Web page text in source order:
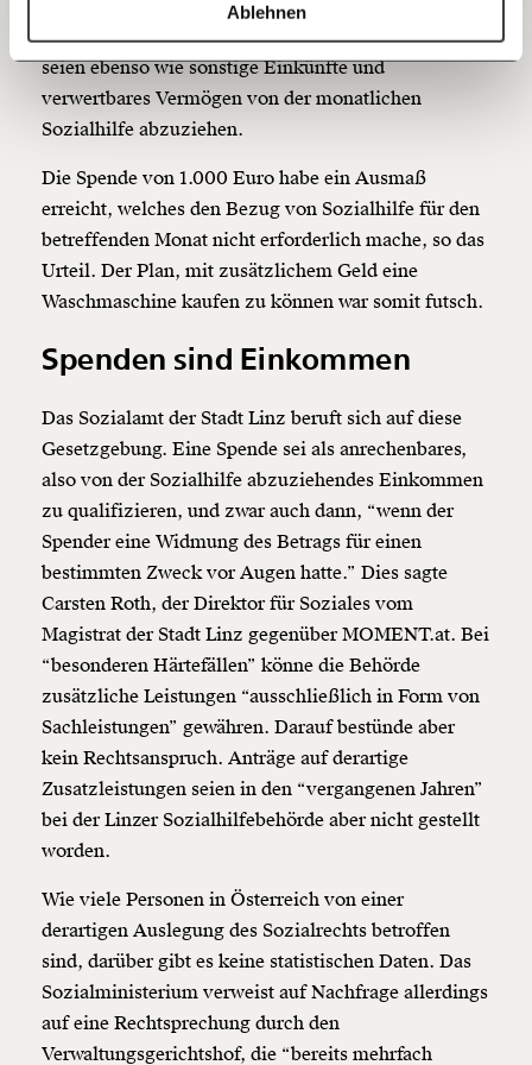
Ablehnen
60€ 100€
150€ €
Ich möchte meine Spende verschenken.
Du erhältst eine E-Mail mit deiner
Geschenkurkunde im PDF-Format, welche Du
ausdrucken oder weiterleiten und verschenken
Weiter
1/3
https://www.moment.at/story/sozialehilfe-spenden/
angewandt. Denn Paragraph 7 des Sozialhilfe-
Grundsatzgesetzes sagt: Leistungen von Dritten
seien ebenso wie sonstige Einkünfte und
verwertbares Vermögen von der monatlichen
Sozialhilfe abzuziehen.
Die Spende von 1.000 Euro habe ein Ausmaß
erreicht, welches den Bezug von Sozialhilfe für den
betreffenden Monat nicht erforderlich mache, so das
Urteil. Der Plan, mit zusätzlichem Geld eine
Waschmaschine kaufen zu können war somit futsch.
Spenden sind Einkommen
Das Sozialamt der Stadt Linz beruft sich auf diese
Gesetzgebung. Eine Spende sei als anrechenbares,
also von der Sozialhilfe abzuziehendes Einkommen
zu qualifizieren, und zwar auch dann, “wenn der
Spender eine Widmung des Betrags für einen
bestimmten Zweck vor Augen hatte.” Dies sagte
Carsten Roth, der Direktor für Soziales vom
Magistrat der Stadt Linz gegenüber MOMENT.at. Bei
“besonderen Härtefällen” könne die Behörde
zusätzliche Leistungen “ausschließlich in Form von
Sachleistungen” gewähren. Darauf bestünde aber
kein Rechtsanspruch. Anträge auf derartige
Zusatzleistungen seien in den “vergangenen Jahren”
bei der Linzer Sozialhilfebehörde aber nicht gestellt
worden.
Wie viele Personen in Österreich von einer
derartigen Auslegung des Sozialrechts betroffen
sind, darüber gibt es keine statistischen Daten. Das
Sozialministerium verweist auf Nachfrage allerdings
auf eine Rechtsprechung durch den
Verwaltungsgerichtshof, die “bereits mehrfach